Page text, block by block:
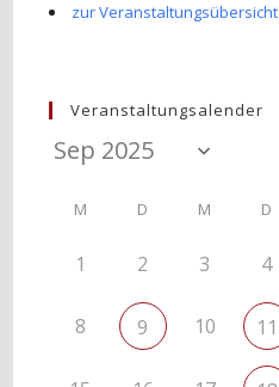
zur Veranstaltungsübersicht
Veranstaltungsalender
M D M D
1 2 3 4
8 9 10 11